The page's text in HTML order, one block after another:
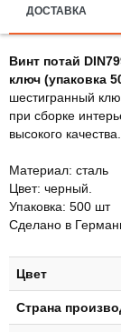
ДОСТАВКА
Винт потай
ключ (упаковка
шестигранный
при сборке
высокого качества.
Материал: сталь
Цвет: черный.
Упаковка: 500 шт
Сделано в
Цвет
Страна